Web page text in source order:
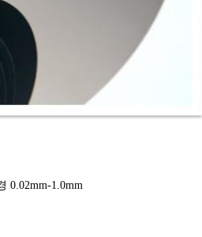
0.02mm-1.0mm